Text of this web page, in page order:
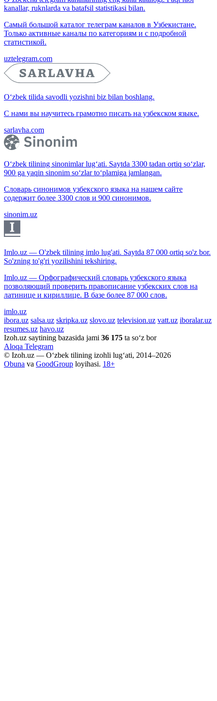
kanallar, ruknlarda va batafsil statistikasi bilan.
Самый большой каталог телеграм каналов в Узбекистане.
Только активные каналы по категориям и с подробной
статистикой.
uztelegram.com
O‘zbek tilida savodli yozishni biz bilan boshlang.
С нами вы научитесь грамотно писать на узбекском языке.
sarlavha.com
O‘zbek tilining sinonimlar lug‘ati. Saytda 3300 tadan ortiq so‘zlar,
900 ga yaqin sinonim so‘zlar to‘plamiga jamlangan.
Словарь синонимов узбекского языка на нашем сайте
содержит более 3300 слов и 900 синонимов.
sinonim.uz
Imlo.uz — O'zbek tilining imlo lug'ati. Saytda 87 000 ortiq so'z bor.
So'zning to'g'ri yozilishini tekshiring.
Imlo.uz — Орфографический словарь узбекского языка
позволяющий проверить правописание узбекских слов на
латинице и кириллице. В базе более 87 000 слов.
imlo.uz
ibora.uz salsa.uz skripka.uz slovo.uz television.uz vatt.uz iboralar.uz
resumes.uz havo.uz
Izoh.uz saytining bazasida jami 36 175 ta so‘z bor
Aloqa Telegram
© Izoh.uz — O‘zbek tilining izohli lug‘ati, 2014–2026
Obuna va GoodGroup loyihasi. 18+